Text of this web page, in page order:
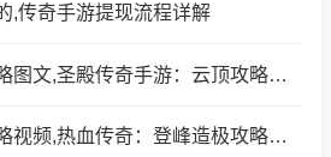
,传奇手游提现流程详解
圣殿传奇手游云顶攻略图文,圣殿传奇手游：云顶攻略图文
传奇手游登峰造极攻略视频,热血传奇：登峰造极攻略视频分享